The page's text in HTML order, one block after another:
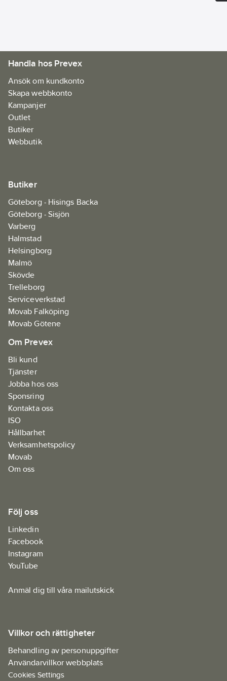
Handla hos Prevex
Ansök om kundkonto
Skapa webbkonto
Kampanjer
Outlet
Butiker
Webbutik
Butiker
Göteborg - Hisings Backa
Göteborg - Sisjön
Varberg
Halmstad
Helsingborg
Malmö
Skövde
Trelleborg
Serviceverkstad
Movab Falköping
Movab Götene
Om Prevex
Bli kund
Tjänster
Jobba hos oss
Sponsring
Kontakta oss
ISO
Hållbarhet
Verksamhetspolicy
Movab
Om oss
Följ oss
Linkedin
Facebook
Instagram
YouTube
Anmäl dig till våra mailutskick
Villkor och rättigheter
Behandling av personuppgifter
Användarvillkor webbplats
Cookies Settings